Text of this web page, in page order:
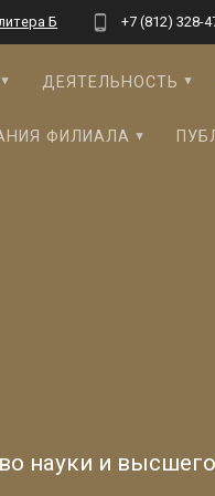
Б +7 (812) 328-
ДЕЯТЕЛЬНОСТЬ
ФИЛИАЛА
науки и